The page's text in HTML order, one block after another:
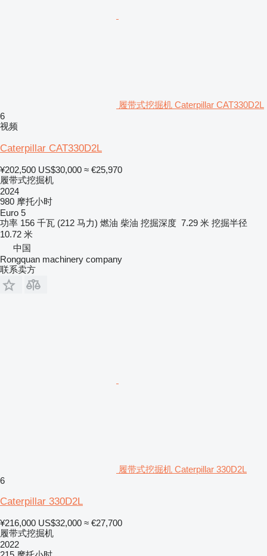
履带式挖掘机 Caterpillar CAT330D2L
6
视频
Caterpillar CAT330D2L
¥202,500 US$30,000 ≈ €25,970
履带式挖掘机
2024
980 摩托小时
Euro 5
功率 156 千瓦 (212 马力) 燃油 柴油 挖掘深度 7.29 米 挖掘半径
10.72 米
中国
Rongquan machinery company
联系卖方
履带式挖掘机 Caterpillar 330D2L
6
Caterpillar 330D2L
¥216,000 US$32,000 ≈ €27,700
履带式挖掘机
2022